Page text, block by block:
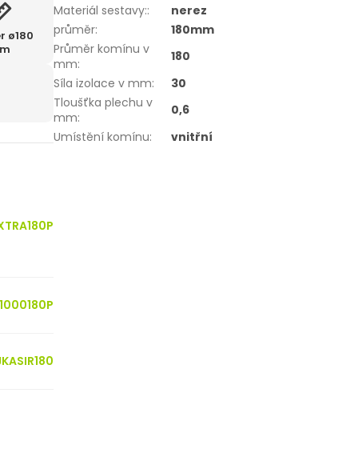
ø180
Materiál sestavy::
nerez
průměr:
180mm
Průměr komínu v
mm:
180
Síla izolace v mm:
30
Tloušťka plechu v
mm:
0,6
Umístění komínu: vnitřní